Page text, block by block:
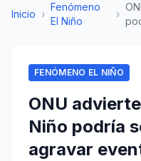
Inicio ›
Fenómeno
El Niño
›
FENÓMENO EL NIÑO
ONU
Niño podría
agravar